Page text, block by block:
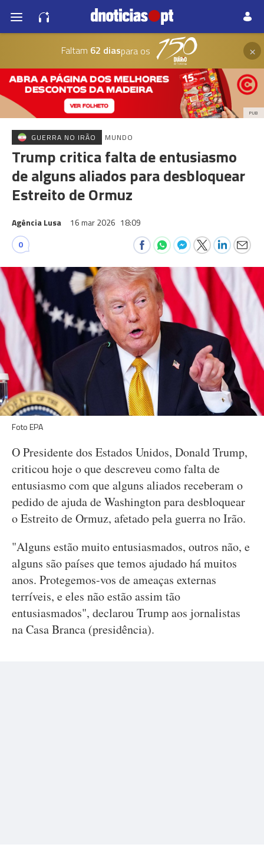
Faltam 62 diaspara os ×
PUB
GUERRA NO IRÃO MUNDO
Trump critica falta de entusiasmo
de alguns aliados para desbloquear
Estreito de Ormuz
Agência Lusa 16 mar 2026 18:09
0
Foto EPA
O Presidente dos Estados Unidos, Donald Trump,
criticou hoje o que descreveu como falta de
entusiasmo com que alguns aliados receberam o
pedido de ajuda de Washington para desbloquear
o Estreito de Ormuz, afetado pela guerra no Irão.
"Alguns estão muito entusiasmados, outros não, e
alguns são países que temos ajudado há muitos
anos. Protegemos-vos de ameaças externas
terríveis, e eles não estão assim tão
entusiasmados", declarou Trump aos jornalistas
na Casa Branca (presidência).